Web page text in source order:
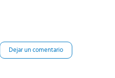
Dejar un comentario